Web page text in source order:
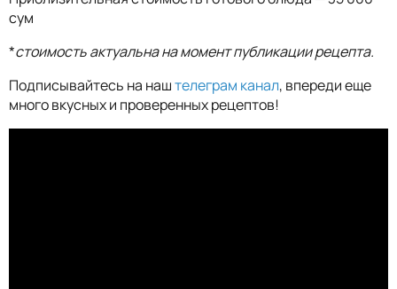
сум
*стоимость актуальна на момент публикации рецепта.
Подписывайтесь на наштелеграм канал, впереди еще
много вкусных и проверенных рецептов!